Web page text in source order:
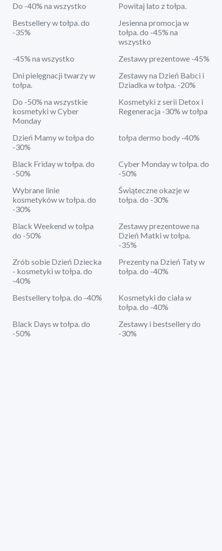
Do -40% na wszystko
Powitaj lato z tołpa.
Bestsellery w tołpa. do
-35%
Jesienna promocja w
tołpa. do -45% na
wszystko
-45% na wszystko
Zestawy prezentowe -45%
Dni pielęgnacji twarzy w
tołpa.
Zestawy na Dzień Babci i
Dziadka w tołpa. -20%
Do -50% na wszystkie
kosmetyki w Cyber
Monday
Kosmetyki z serii Detox i
Regeneracja -30% w tołpa
Dzień Mamy w tołpa do
-30%
tołpa dermo body -40%
Black Friday w tołpa. do
-50%
Cyber Monday w tołpa. do
-50%
Wybrane linie
kosmetyków w tołpa. do
-30%
Świąteczne okazje w
tołpa. do -30%
Black Weekend w tołpa
do -50%
Zestawy prezentowe na
Dzień Matki w tołpa.
-35%
Zrób sobie Dzień Dziecka
- kosmetyki w tołpa. do
-40%
Prezenty na Dzień Taty w
tołpa. do -40%
Bestsellery tołpa. do -40%
Kosmetyki do ciała w
tołpa. do -40%
Black Days w tołpa. do
-50%
Zestawy i bestsellery do
-30%